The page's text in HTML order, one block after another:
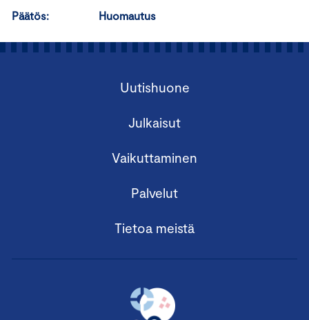
Päätös: Huomautus
Uutishuone
Julkaisut
Vaikuttaminen
Palvelut
Tietoa meistä